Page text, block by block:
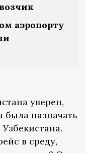
аэропорту
уверен,
была назначать
в среду,